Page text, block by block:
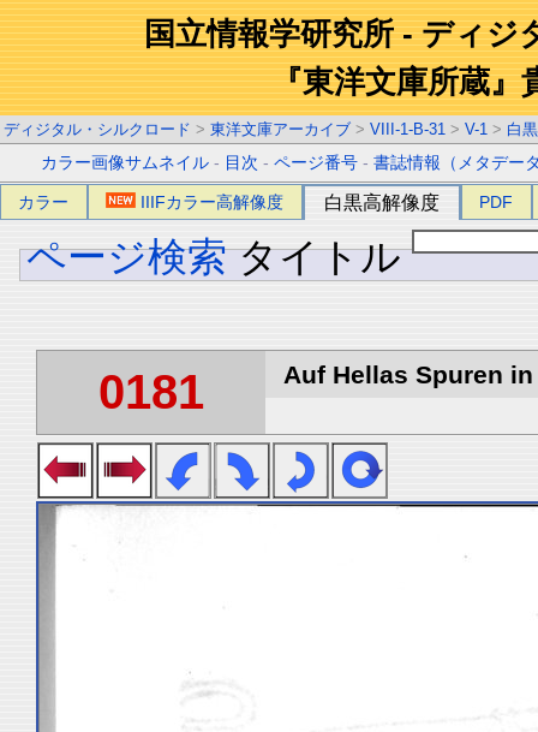
国立情報学研究所 - ディジ
『東洋文庫所蔵』
ディジタル・シルクロード > 東洋文庫アーカイブ > VIII-1-B-31 > V-1 > 白
カラー画像サムネイル - 目次 -ページ番号 -書誌情報（メタデー
カラー IIIFカラー高解像度 白黒高解像度 PDF
ページ検索 タイトル
0181 Auf Hellas Spuren